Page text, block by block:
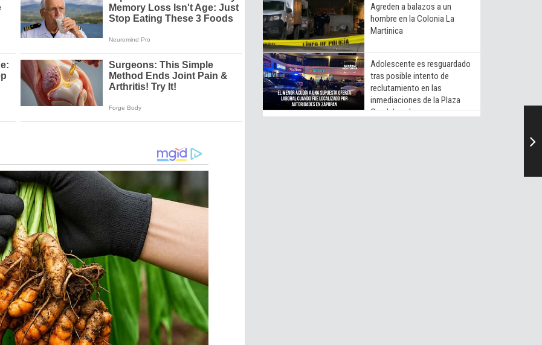
Agreden a balazos a un
hombre en la Colonia La
Martinica
Adolescente es resguardado
tras posible intento de
reclutamiento en las
inmediaciones de la Plaza
Guadalupe Inn